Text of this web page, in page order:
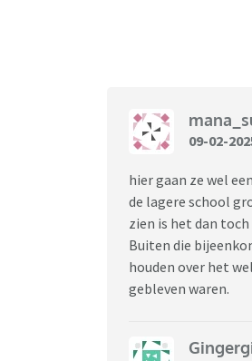
09-02-
hier gaan ze wel
de lagere school
zien is het dan
Buiten die
houden over het
gebleven waren.